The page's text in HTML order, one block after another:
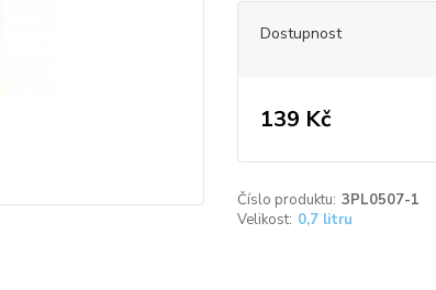
Dostupnost
139 Kč
Číslo produktu: 3PL0507-1
Velikost: 0,7 litru